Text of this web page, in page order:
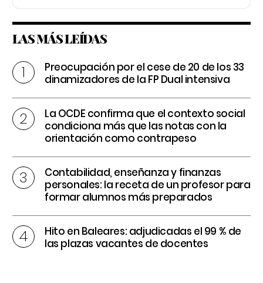
LAS MÁS LEÍDAS
Preocupación por el cese de 20 de los 33
dinamizadores de la FP Dual intensiva
La OCDE confirma que el contexto social
condiciona más que las notas con la
orientación como contrapeso
Contabilidad, enseñanza y finanzas
personales: la receta de un profesor para
formar alumnos más preparados
Hito en Baleares: adjudicadas el 99 % de
las plazas vacantes de docentes